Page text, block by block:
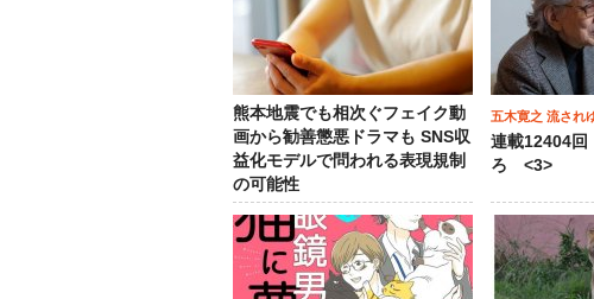
熊本地震でも相次ぐフェイク動
画から勧善懲悪ドラマも SNS収
益化モデルで問われる表現規制
の可能性
五木寛之 流され
連載12404
ろ <3>